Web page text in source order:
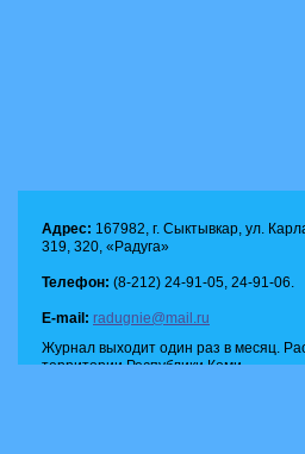
Адрес: 167982, г. Сыктывкар, ул.
319, 320, «Радуга»
Телефон: (8-212) 24-91-05, 24-91-06.
E-mail: radugnie@mail.ru
Журнал выходит один раз в месяц.
территории Республики Коми.